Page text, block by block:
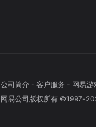
公司简介- 客户服务 - 网易游
网易公司版权所有 ©1997-